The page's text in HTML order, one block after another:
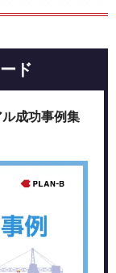
ド
成功事例集